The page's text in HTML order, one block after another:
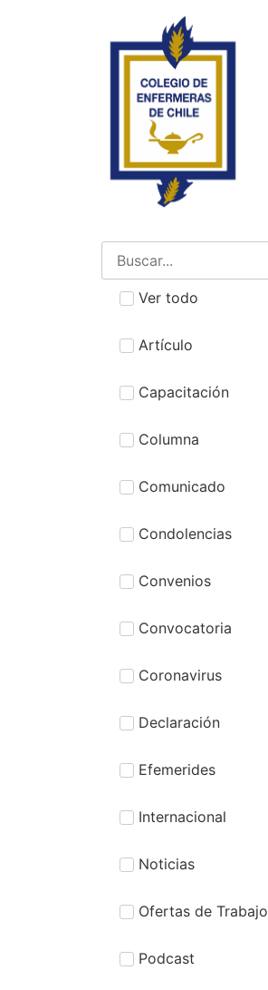
Ver todo
Artículo
Capacitación
Columna
Comunicado
Condolencias
Convenios
Convocatoria
Coronavirus
Declaración
Efemerides
Internacional
Noticias
Ofertas de Trabajo
Podcast